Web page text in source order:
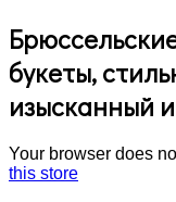
букеты,
изысканный
Your browser does
this store